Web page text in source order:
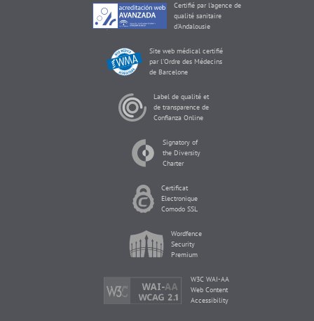
Certifié par l'agence de
qualité sanitaire
d'Andalousie
Site web médical certifié
par l'Ordre des Médecins
de Barcelone
Label de qualité et
de transparence de
Confianza Online
Signatory of
the Diversity
Charter
Certificat
Electronique
Comodo SSL
Wordfence
Security
Premium
W3C WAI-AA
Web Content
Accessibility